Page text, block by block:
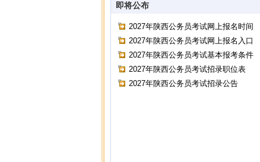
即将公布
2027年陕西公务员考试网上报名时间
2027年陕西公务员考试网上报名入口
2027年陕西公务员考试基本报考条件
2027年陕西公务员考试招录职位表
2027年陕西公务员考试招录公告